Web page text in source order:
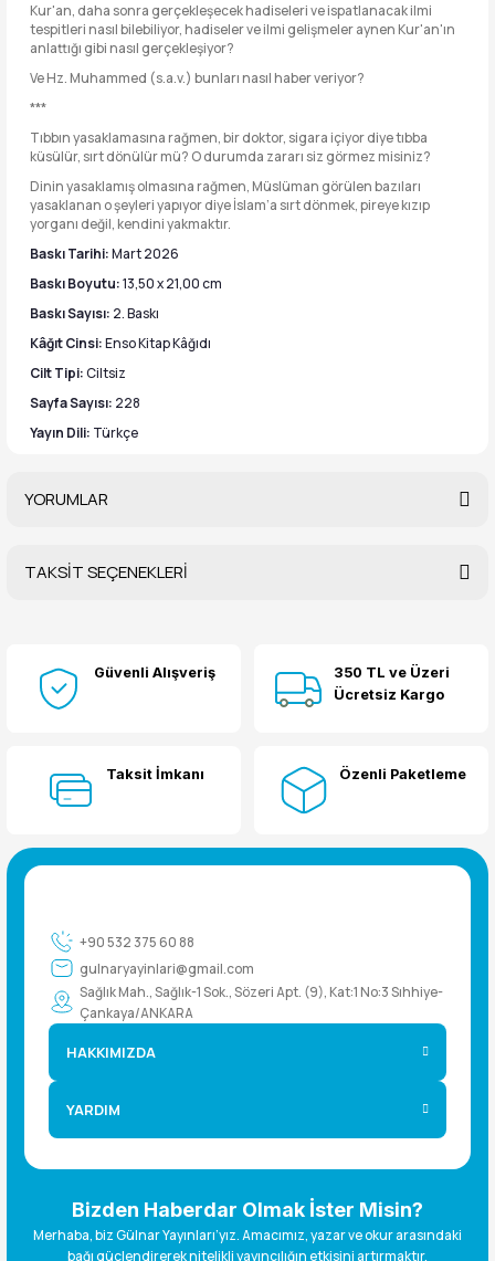
Kur'an, daha sonra gerçekleşecek hadiseleri ve ispatlanacak ilmi
tespitleri nasıl bilebiliyor, hadiseler ve ilmi gelişmeler aynen Kur'an'ın
anlattığı gibi nasıl gerçekleşiyor?
Ve Hz. Muhammed (s.a.v.) bunları nasıl haber veriyor?
***
Tıbbın yasaklamasına rağmen, bir doktor, sigara içiyor diye tıbba
küsülür, sırt dönülür mü? O durumda zararı siz görmez misiniz?
Dinin yasaklamış olmasına rağmen, Müslüman görülen bazıları
yasaklanan o şeyleri yapıyor diye İslam’a sırt dönmek, pireye kızıp
yorganı değil, kendini yakmaktır.
Baskı Tarihi:Mart 2026
Baskı Boyutu:13,50 x 21,00 cm
Baskı Sayısı: 2. Baskı
Kâğıt Cinsi:Enso Kitap Kâğıdı
Cilt Tipi:Ciltsiz
Sayfa Sayısı: 228
Yayın Dili: Türkçe
YORUMLAR
Yorum Yaz
TAKSİT SEÇENEKLERİ
Güvenli Alışveriş
350 TL ve Üzeri
Ücretsiz Kargo
Taksit İmkanı Özenli Paketleme
+90 532 375 60 88
gulnaryayinlari@gmail.com
Sağlık Mah., Sağlık-1 Sok., Sözeri Apt. (9), Kat:1 No:3 Sıhhiye-
Çankaya/ANKARA
HAKKIMIZDA
YARDIM
Bizden Haberdar Olmak İster Misin?
Merhaba, biz Gülnar Yayınları’yız. Amacımız, yazar ve okur arasındaki
bağı güçlendirerek nitelikli yayıncılığın etkisini artırmaktır.